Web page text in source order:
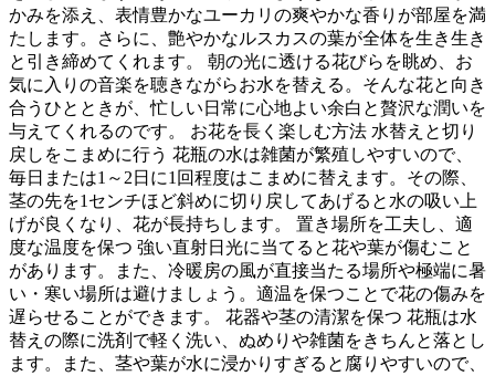
かみを添え、表情豊かなユーカリの爽やかな香りが部屋を満
たします。さらに、艶やかなルスカスの葉が全体を生き生き
と引き締めてくれます。 朝の光に透ける花びらを眺め、お
気に入りの音楽を聴きながらお水を替える。そんな花と向き
合うひとときが、忙しい日常に心地よい余白と贅沢な潤いを
与えてくれるのです。 お花を長く楽しむ方法 水替えと切り
戻しをこまめに行う 花瓶の水は雑菌が繁殖しやすいので、
毎日または1～2日に1回程度はこまめに替えます。その際、
茎の先を1センチほど斜めに切り戻してあげると水の吸い上
げが良くなり、花が長持ちします。 置き場所を工夫し、適
度な温度を保つ 強い直射日光に当てると花や葉が傷むこと
があります。また、冷暖房の風が直接当たる場所や極端に暑
い・寒い場所は避けましょう。適温を保つことで花の傷みを
遅らせることができます。 花器や茎の清潔を保つ 花瓶は水
替えの際に洗剤で軽く洗い、ぬめりや雑菌をきちんと落とし
ます。また、茎や葉が水に浸かりすぎると腐りやすいので、